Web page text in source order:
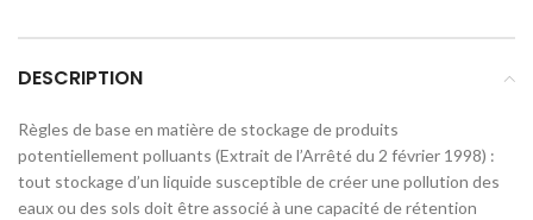
DESCRIPTION
Règles de base en matière de stockage de produits
potentiellement polluants (Extrait de l’Arrêté du 2 février 1998) :
tout stockage d’un liquide susceptible de créer une pollution des
eaux ou des sols doit être associé à une capacité de rétention